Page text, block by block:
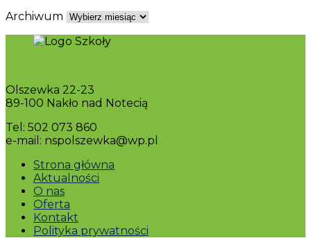
Archiwum
Olszewka 22-23
89-100 Nakło nad Notecią
Tel: 502 073 860
e-mail: nspolszewka@wp.pl
Strona główna
Aktualności
O nas
Oferta
Kontakt
Polityka prywatności